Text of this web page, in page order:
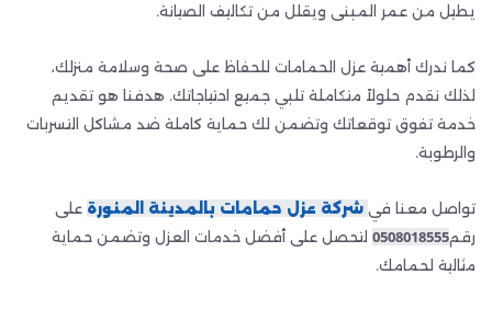
يطيل من عمر المبنى ويقلل من تكاليف الصيانة.
كما ندرك أهمية عزل الحمامات للحفاظ على صحة وسلامة منزلك،
لذلك نقدم حلولاً متكاملة تلبي جميع احتياجاتك. هدفنا هو تقديم
خدمة تفوق توقعاتك وتضمن لك حماية كاملة ضد مشاكل التسربات
والرطوبة.
تواصل معنا في شركة عزل حمامات بالمدينة المنورة على
رقم0508018555 لتحصل على أفضل خدمات العزل وتضمن حماية
مثالية لحمامك.